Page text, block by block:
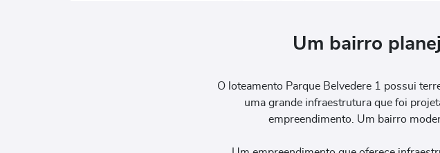
Um bairro
O loteamento Parque Belvedere 1 possui
uma grande infraestrutura que foi
empreendimento. Um bairro